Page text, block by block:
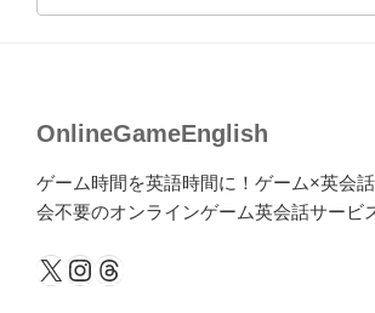
OnlineGameEnglish
ゲーム時間を英語時間に！ゲーム×英会
会不要のオンラインゲーム英会話サービ
X Instagram
Threads